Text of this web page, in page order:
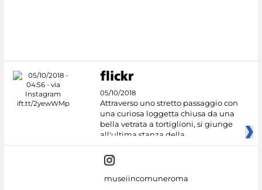
05/10/2018
Attraverso uno stretto passaggio con
una curiosa loggetta chiusa da una
bella vetrata a tortiglioni, si giunge
all'ultima stanza della
museiincomuneroma